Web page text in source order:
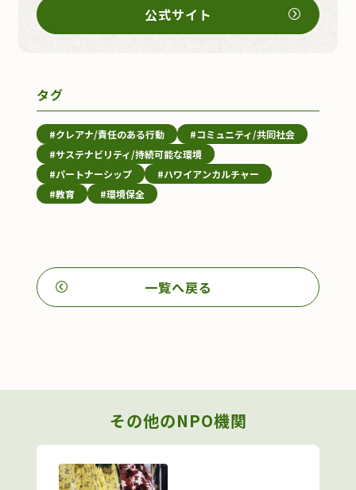
公式サイト
タグ
#クレアナ/責任のある行動
#コミュニティ/共同社会
#サステナビリティ/持続可能な環境
#パートナーシップ
#ハワイアンカルチャー
#教育
#環境保全
一覧へ戻る
その他のNPO機関